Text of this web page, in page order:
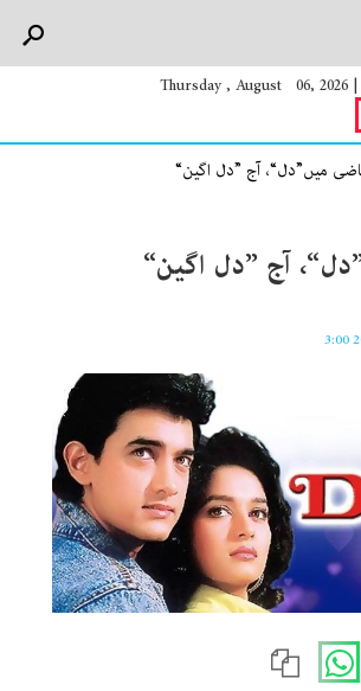
|
Thursday , August 06, 2026
میں”دل“، آج ”دل اگین“
آج ”دل اگین“